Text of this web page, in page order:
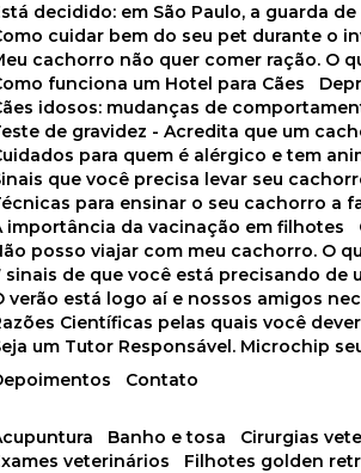
Depoimentos
Está decidido: em São Paulo, a guarda
Como cuidar bem do seu pet durante o
Meu cachorro não quer comer ração. O
Como funciona um Hotel para Cães
Cães idosos: mudanças de
Teste de gravidez - Acredita que um
Cuidados para quem é alérgico e tem
Sinais que você precisa levar seu
Técnicas para ensinar o seu cachorro a
A importância da vacinação em filhotes
Não posso viajar com meu cachorro. O
7 sinais de que você está precisando de
O verão está logo aí e nossos amigos
Razões Científicas pelas quais você
Seja um Tutor Responsável. Microchip
Contato
acupuntura banho e tosa cirurgias
exames veterinários
filhotes golden